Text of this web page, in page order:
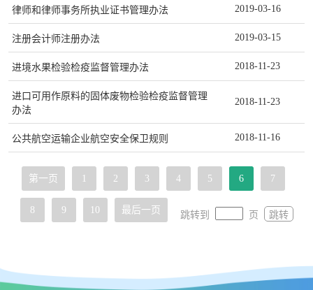
律师和律师事务所执业证书管理办法 2019-03-16
注册会计师注册办法 2019-03-15
进境水果检验检疫监督管理办法 2018-11-23
进口可用作原料的固体废物检验检疫监督管理
办法
2018-11-23
公共航空运输企业航空安全保卫规则 2018-11-16
第一页 2 3 4 5 6 7
8 9 10 最后一页 跳转到 页 跳转